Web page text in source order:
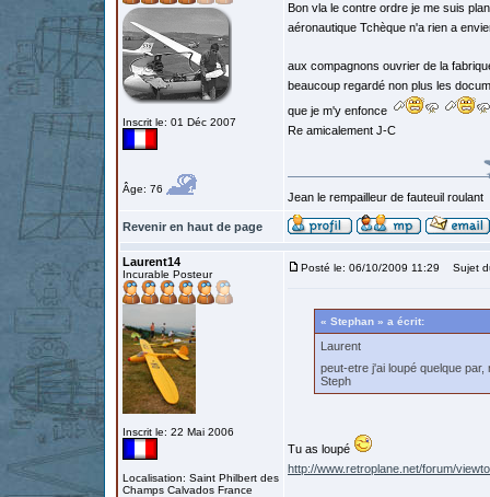
Inscrit le: 01 Déc 2007
Âge: 76
Bon vla le contre ordre je me suis
aéronautique Tchèque n'a rien a
aux compagnons ouvrier de la
beaucoup regardé non plus les
que je m'y enfonce
Re amicalement J-C
Jean le rempailleur de fauteuil roulant
Revenir en haut de page
Laurent14
Incurable Posteur
Inscrit le: 22 Mai 2006
Localisation: Saint Philbert des
Champs Calvados France
Posté le: 06/10/2009 11:29 Sujet
« Stephan » a écrit:
Laurent
peut-etre j'ai loupé quelque
Steph
Tu as loupé
http://www.retroplane.net/forum/